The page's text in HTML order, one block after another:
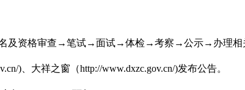
及资格审查→笔试→面试→体检→考察→公示→办理相
)、大祥之窗（http://www.dxzc.gov.cn/)发布公告。